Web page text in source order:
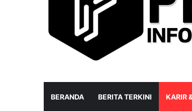
BERANDA BERITA TERKINI KARIR